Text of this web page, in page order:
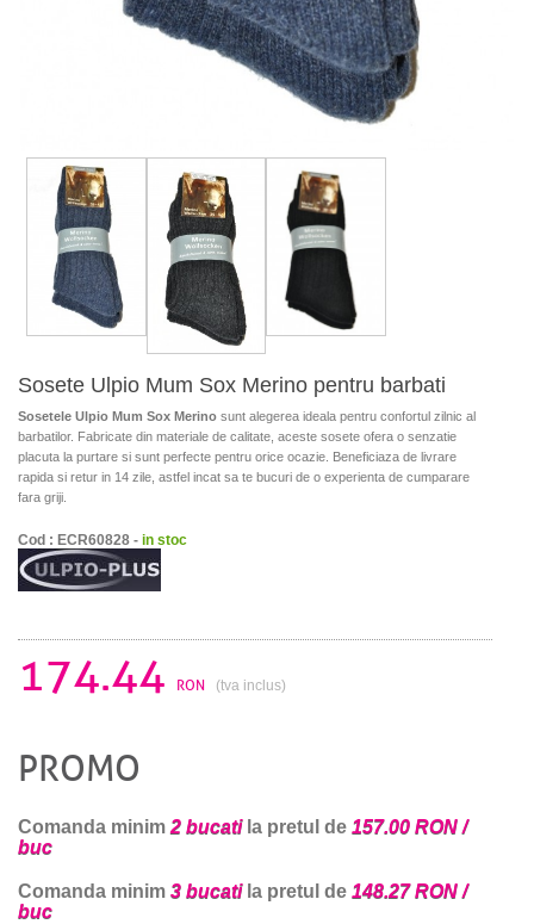
Sosete Ulpio Mum Sox Merino pentru barbati
Sosetele Ulpio Mum Sox Merino sunt alegerea ideala pentru confortul zilnic al
barbatilor. Fabricate din materiale de calitate, aceste sosete ofera o senzatie
placuta la purtare si sunt perfecte pentru orice ocazie. Beneficiaza de livrare
rapida si retur in 14 zile, astfel incat sa te bucuri de o experienta de cumparare
fara griji.
Cod : ECR60828 - in stoc
174.44 RON (tva inclus)
PROMO
Comanda minim 2 bucatila pretul de 157.00 RON /
buc
Comanda minim 3 bucatila pretul de 148.27 RON /
buc